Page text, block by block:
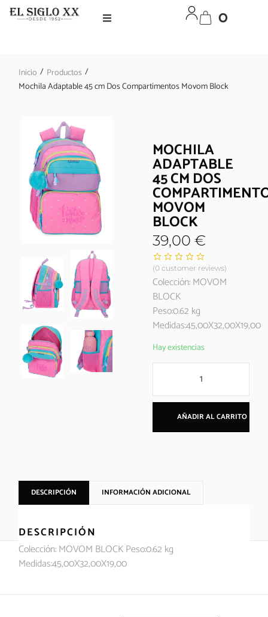
0
Inicio / Productos /
Mochila Adaptable 45 cm Dos Compartimentos Movom Block
MOCHILA
ADAPTABLE
45 CM DOS
MOVOM
BLOCK
39,00€
(0 customer reviews)
Colección: MOVOM
BLOCK
Peso:0.62 kg
Medidas:45,00X32,00X19,00
Hay existencias
AÑADIR AL CARRITO
DESCRIPCIÓN INFORMACIÓN ADICIONAL
DESCRIPCIÓN
Colección: MOVOM BLOCK Peso:0.62 kg
Medidas:45,00X32,00X19,00